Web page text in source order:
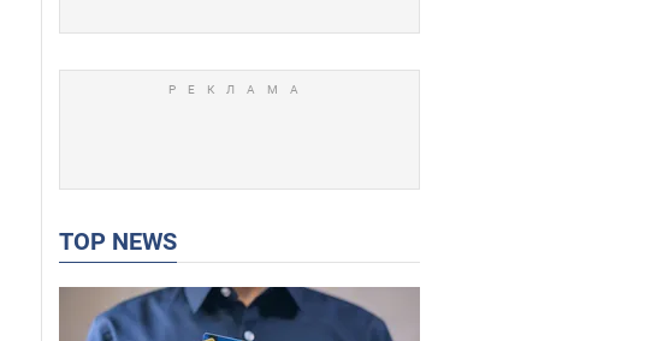
TOP NEWS